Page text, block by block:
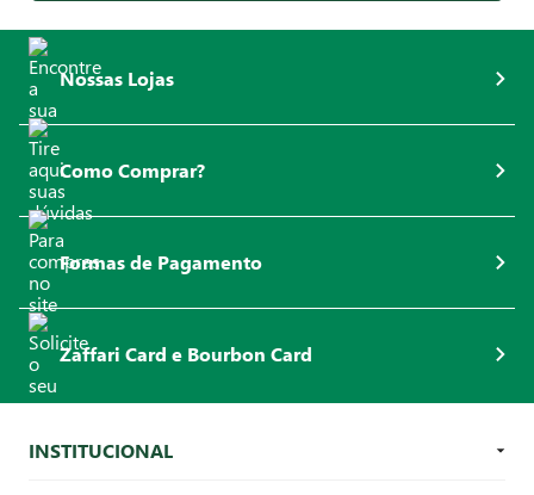
Nossas Lojas
Como Comprar?
Formas de Pagamento
Zaffari Card e Bourbon Card
INSTITUCIONAL